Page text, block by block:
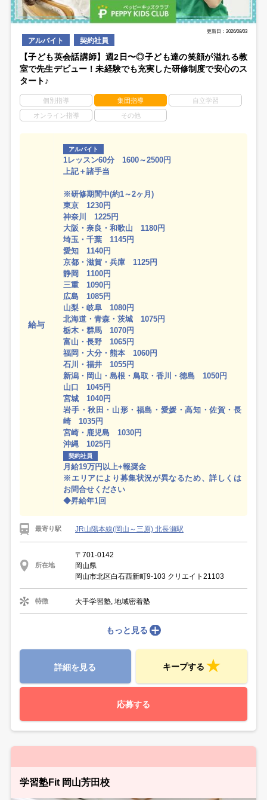
更新日：2026/08/03
アルバイト 契約社員
【子ども英会話講師】週2日〜◎子ども達の笑顔が溢れる教
室で先生デビュー！未経験でも充実した研修制度で安心のス
タート♪
個別指導 集団指導 自立学習
オンライン指導 その他
給与
アルバイト
1レッスン60分 1600～2500円
上記＋諸手当
※研修期間中(約1～2ヶ月)
東京 1230円
神奈川 1225円
大阪・奈良・和歌山 1180円
埼玉・千葉 1145円
愛知 1140円
京都・滋賀・兵庫 1125円
静岡 1100円
三重 1090円
広島 1085円
山梨・岐阜 1080円
北海道・青森・茨城 1075円
栃木・群馬 1070円
富山・長野 1065円
福岡・大分・熊本 1060円
石川・福井 1055円
新潟・岡山・島根・鳥取・香川・徳島 1050円
山口 1045円
宮城 1040円
岩手・秋田・山形・福島・愛媛・高知・佐賀・長
崎 1035円
宮崎・鹿児島 1030円
沖縄 1025円
契約社員
月給19万円以上+報奨金
※エリアにより募集状況が異なるため、詳しくは
お問合せください
◆昇給年1回
最寄り駅 JR山陽本線(岡山～三原) 北長瀬駅
所在地
〒701-0142
岡山県
岡山市北区白石西新町9-103 クリエイト21103
特徴 大手学習塾, 地域密着塾
もっと見る
詳細を見る キープする
応募する
学習塾Fit 岡山芳田校